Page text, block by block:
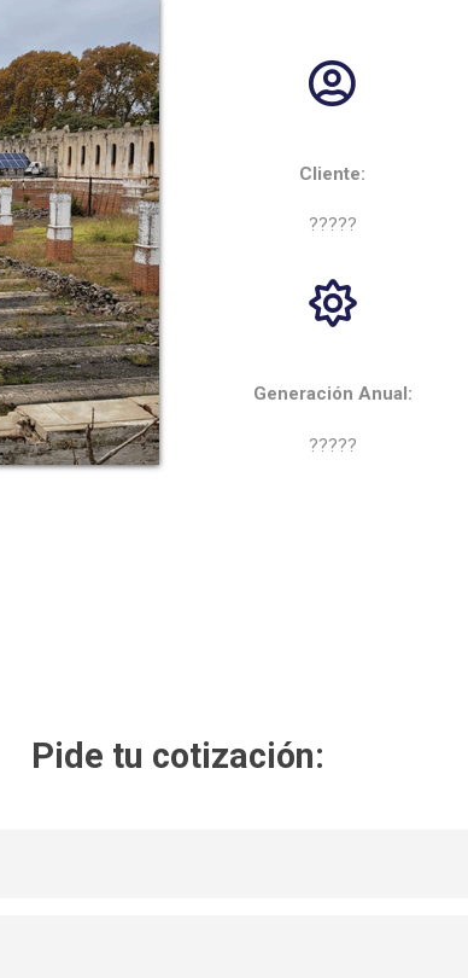
Cliente:
?????
Generación Anual:
?????
Pide tu cotización: